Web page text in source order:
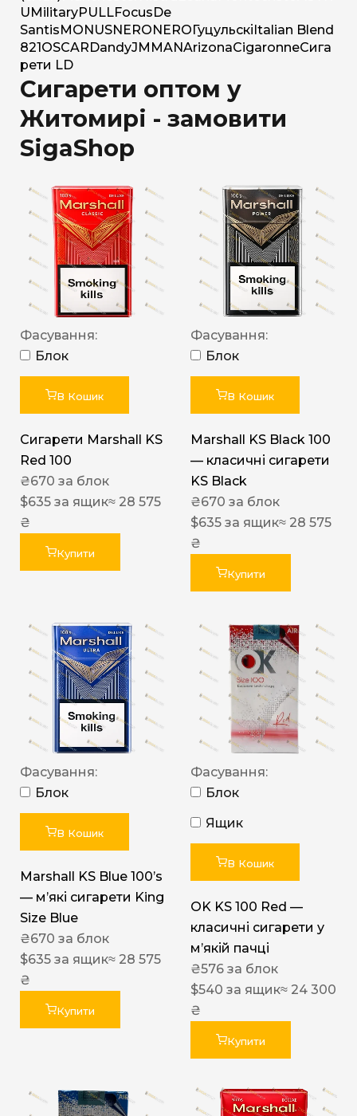
U MilitaryPULLFocus De
Santis MONUSNERO NERO Гуцульскі Italian Blend
821 OSCAR DandyJM MANArizonaCigaronneСига
рети LD
Сигарети оптом у
Житомирі - замовити
SigaShop
Фасування:
Блок
В Кошик
Сигарети Marshall KS
Red 100
₴670 за блок
$635 за ящик≈ 28 575
₴
Купити
Фасування:
Блок
В Кошик
Marshall KS Black 100
— класичні сигарети
KS Black
₴670 за блок
$635 за ящик≈ 28 575
₴
Купити
Фасування:
Блок
В Кошик
Marshall KS Blue 100’s
— м’які сигарети King
Size Blue
₴670 за блок
$635 за ящик≈ 28 575
₴
Купити
Фасування:
Блок
Ящик
В Кошик
OK KS 100 Red —
класичні сигарети у
м’якій пачці
₴576 за блок
$540 за ящик≈ 24 300
₴
Купити